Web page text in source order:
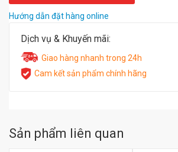
Hướng dẫn đặt hàng online
Dịch vụ & Khuyến mãi:
Giao hàng nhanh trong 24h
Cam kết sản phẩm chính hãng
Sản phẩm liên quan